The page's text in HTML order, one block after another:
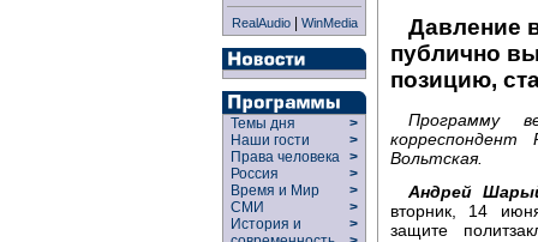
RealAudio| WinMedia
Темы дня
>
Наши гости
>
Права человека >
Россия
>
Время и Мир
>
СМИ
>
История и
>
Давление
публично
позицию,
Программу
Вольтская.
Андрей
вторник, 14
защите